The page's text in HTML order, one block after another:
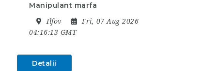
Manipulant marfa
Ilfov
Fri, 07 Aug 2026
04:16:13 GMT
Detalii